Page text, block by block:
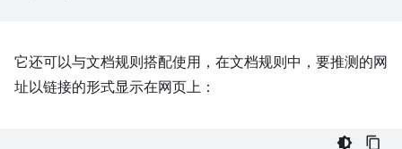
它还可以与文档规则搭配使用，在文档规则中，要推测的网
址以链接的形式显示在网页上：